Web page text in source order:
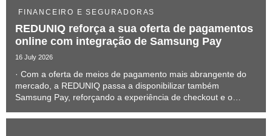
FINANCEIRO E SEGURADORAS
REDUNIQ reforça a sua oferta de pagamentos
online com integração de Samsung Pay
16 July 2026
· Com a oferta de meios de pagamento mais abrangente do
mercado, a REDUNIQ passa a disponibilizar também
Samsung Pay, reforçando a experiência de checkout e o